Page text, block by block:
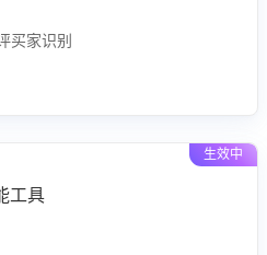
买家识别
生效中
工具